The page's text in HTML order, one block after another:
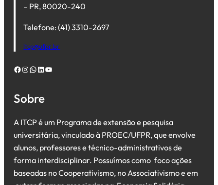
– PR, 80020-240
Telefone: (41) 3310-2697
itcp@ufpr.br
Facebook Instagram WhatsApp LinkedIn Youtube
Sobre
A ITCP é um Programa de extensão e pesquisa
universitária, vinculado à PROEC/UFPR, que envolve
alunos, professores e técnico-administrativos de
forma interdisciplinar. Possuímos como foco ações
baseadas no Cooperativismo, no Associativismo e em